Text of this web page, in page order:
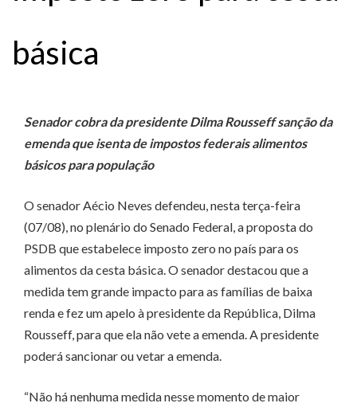
básica
Senador cobra da presidente Dilma Rousseff sanção da
emenda que isenta de impostos federais alimentos
básicos para população
O senador Aécio Neves defendeu, nesta terça-feira
(07/08), no plenário do Senado Federal, a proposta do
PSDB que estabelece imposto zero no país para os
alimentos da cesta básica. O senador destacou que a
medida tem grande impacto para as famílias de baixa
renda e fez um apelo à presidente da República, Dilma
Rousseff, para que ela não vete a emenda. A presidente
poderá sancionar ou vetar a emenda.
“Não há nenhuma medida nesse momento de maior